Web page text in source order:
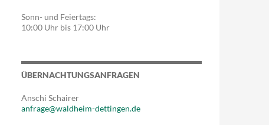
Sonn- und Feiertags:
10:00 Uhr bis 17:00 Uhr
ÜBERNACHTUNGSANFRAGEN
Anschi Schairer
anfrage@waldheim-dettingen.de